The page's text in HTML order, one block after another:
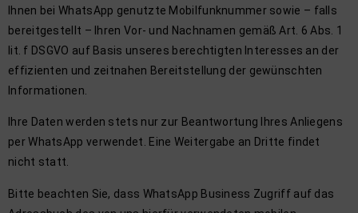
Ihnen bei WhatsApp genutzte Mobilfunknummer sowie – falls
bereitgestellt – Ihren Vor- und Nachnamen gemäß Art. 6 Abs. 1
lit. f DSGVO auf Basis unseres berechtigten Interesses an der
effizienten und zeitnahen Bereitstellung der gewünschten
Informationen.
Ihre Daten werden stets nur zur Beantwortung Ihres Anliegens
per WhatsApp verwendet. Eine Weitergabe an Dritte findet
nicht statt.
Bitte beachten Sie, dass WhatsApp Business Zugriff auf das